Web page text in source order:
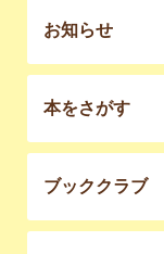
お知らせ
本をさがす
ブッククラブ